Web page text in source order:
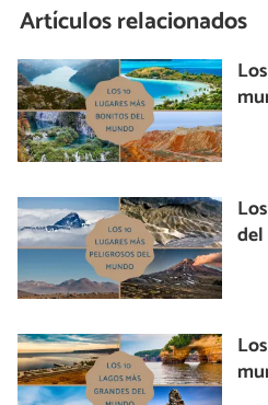
Artículos relacionados